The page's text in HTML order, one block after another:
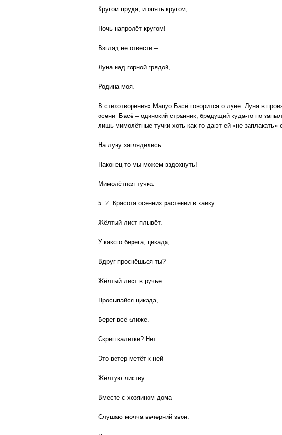
Кругом пруда, и опять кругом,
Ночь напролёт кругом!
Взгляд не отвести –
Луна над горной грядой,
Родина моя.
В стихотворениях Мацуо Басё говорится о луне. Луна в
осени. Басё – одинокий странник, бредущий куда-то по
лишь мимолётные тучки хоть как-то дают ей «не заплакать»
На луну загляделись.
Наконец-то мы можем вздохнуть! –
Мимолётная тучка.
5. 2. Красота осенних растений в хайку.
Жёлтый лист плывёт.
У какого берега, цикада,
Вдруг проснёшься ты?
Жёлтый лист в ручье.
Просыпайся цикада,
Берег всё ближе.
Скрип калитки? Нет.
Это ветер метёт к ней
Жёлтую листву.
Вместе с хозяином дома
Слушаю молча вечерний звон.